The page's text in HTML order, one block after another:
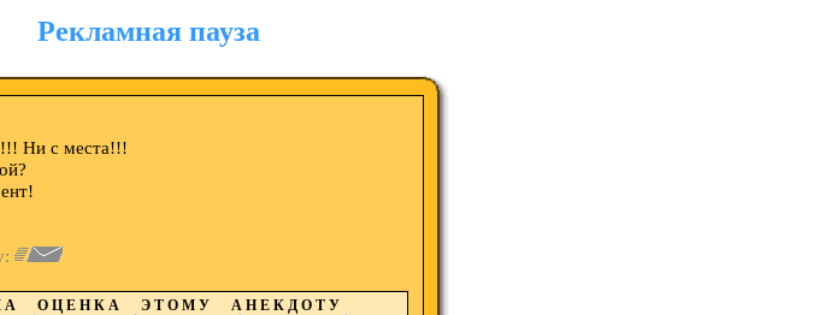
Рекламная пауза
Ни с места!!!
А О Ц Е Н К А Э Т О М У А Н Е К Д О Т У